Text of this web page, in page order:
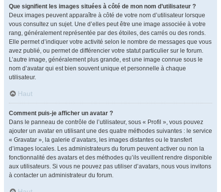
Que signifient les images situées à côté de mon nom d’utilisateur ?
Deux images peuvent apparaître à côté de votre nom d’utilisateur lorsque
vous consultez un sujet. Une d’elles peut être une image associée à votre
rang, généralement représentée par des étoiles, des carrés ou des ronds.
Elle permet d’indiquer votre activité selon le nombre de messages que vous
avez publié, ou permet de différencier votre statut particulier sur le forum.
L’autre image, généralement plus grande, est une image connue sous le
nom d’avatar qui est bien souvent unique et personnelle à chaque
utilisateur.
Haut
Comment puis-je afficher un avatar ?
Dans le panneau de contrôle de l’utilisateur, sous « Profil », vous pouvez
ajouter un avatar en utilisant une des quatre méthodes suivantes : le service
« Gravatar », la galerie d’avatars, les images distantes ou le transfert
d’images locales. Les administrateurs du forum peuvent activer ou non la
fonctionnalité des avatars et des méthodes qu’ils veuillent rendre disponible
aux utilisateurs. Si vous ne pouvez pas utiliser d’avatars, nous vous invitons
à contacter un administrateur du forum.